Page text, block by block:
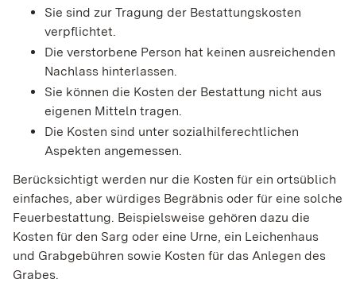
Sie sind zur Tragung der Bestattungskosten
verpflichtet.
Die verstorbene Person hat keinen ausreichenden
Nachlass hinterlassen.
Sie können die Kosten der Bestattung nicht aus
eigenen Mitteln tragen.
Die Kosten sind unter sozialhilferechtlichen
Aspekten angemessen.
Berücksichtigt werden nur die Kosten für ein ortsüblich
einfaches, aber würdiges Begräbnis oder für eine solche
Feuerbestattung. Beispielsweise gehören dazu die
Kosten für den Sarg oder eine Urne, ein Leichenhaus
und Grabgebühren sowie Kosten für das Anlegen des
Grabes.